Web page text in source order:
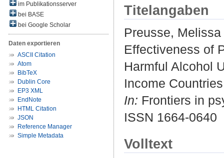
im Publikationsserver
bei BASE
bei Google Scholar
Daten exportieren
ASCII Citation
Atom
BibTeX
Dublin Core
EP3 XML
EndNote
HTML Citation
JSON
Reference Manager
Simple Metadata
Titelangaben
Preusse, Melissa
Effectiveness of
Harmful Alcohol
Income
In: Frontiers in
ISSN 1664-0640
Volltext